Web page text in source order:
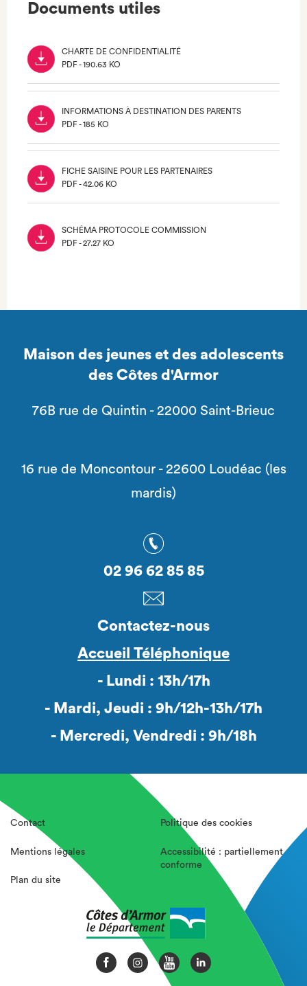
Documents utiles
CHARTE DE CONFIDENTIALITÉ
PDF - 190.63 KO
ONGLET)
INFORMATIONS À DESTINATION DES PARENTS
PDF - 185 KO
ONGLET)
FICHE SAISINE POUR LES PARTENAIRES
PDF - 42.06 KO
SCHÉMA PROTOCOLE COMMISSION
PDF - 27.27 KO
Maison des jeunes et des adolescents
des Côtes d'Armor
76B rue de Quintin - 22000 Saint-Brieuc
16 rue de Moncontour - 22600 Loudéac (les
mardis)
02 96 62 85 85
Contactez-nous
Accueil Téléphonique
- Lundi : 13h/17h
- Mardi, Jeudi : 9h/12h-13h/17h
- Mercredi, Vendredi : 9h/18h
Contact
Mentions légales
Plan du site
Politique des cookies
Accessibilité : partiellement
conforme